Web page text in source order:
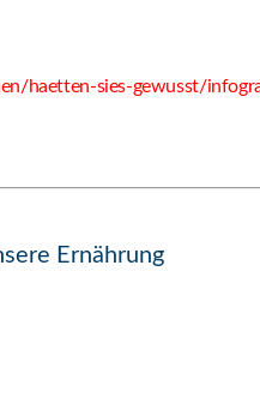
haetten-sies-gewusst/
Ernährung